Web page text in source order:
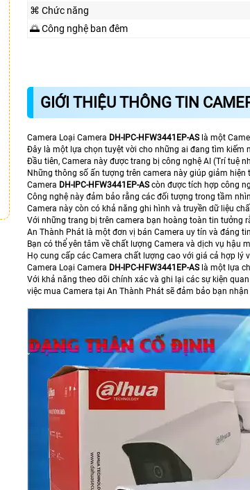
⌘ Chức năng
🌅 Công nghệ ban đêm
GIỚI THIỆU THÔNG TIN
Camera Loại Camera DH-IPC-HFW3441EP-ASlà một
Đây là một lựa chọn tuyệt vời cho những ai đang tìm kiếm
Đầu tiên, Camera này được trang bị công nghệ AI (Trí tuệ
Những thông số ấn tượng trên camera này giúp giảm
Camera DH-IPC-HFW3441EP-AScòn được tích hợp công
Công nghệ này đảm bảo rằng các đối tượng trong tầm
Camera này còn có khả năng ghi hình và truyền dữ liệu
Với những trang bị trên camera bạn hoàng toàn tin tưởng
An Thành Phát là một đơn vị bán Camera uy tín và đáng
Bạn có thể yên tâm về chất lượng Camera và dịch vụ hậu
Họ cung cấp các Camera chất lượng cao với giá cả hợp lý
Camera Loại Camera DH-IPC-HFW3441EP-ASlà một lựa
Với khả năng theo dõi chính xác và ghi lại các sự kiện
việc mua Camera tại An Thành Phát sẽ đảm bảo bạn